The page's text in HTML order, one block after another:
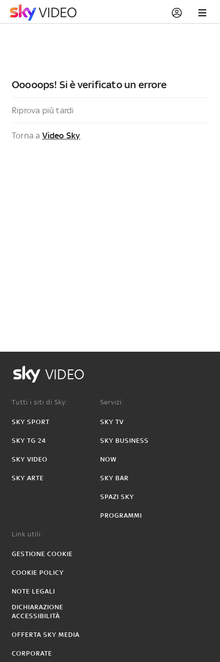
Ooooops! Si è verificato un errore
Riprova più tardi
Torna a Video Sky
VIDEO
Tutti i siti di Sky:
SKY SPORT
SKY TG 24
SKY VIDEO
SKY ARTE
Servizi:
SKY TV
SKY BUSINESS
NOW
SKY BAR
SPAZI SKY
PROGRAMMI
Link utili:
GESTIONE COOKIE
COOKIE POLICY
NOTE LEGALI
DICHIARAZIONE
ACCESSIBILITÀ
OFFERTA SKY MEDIA
CORPORATE